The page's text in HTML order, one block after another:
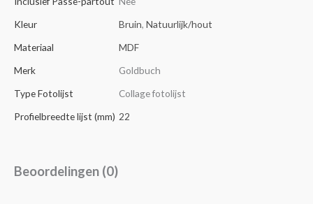
Kleur
Bruin, Natuurlijk/hout
Materiaal
MDF
Merk
Goldbuch
Type Fotolijst
Collage fotolijst
Profielbreedte lijst (mm) 22
Beoordelingen (0)